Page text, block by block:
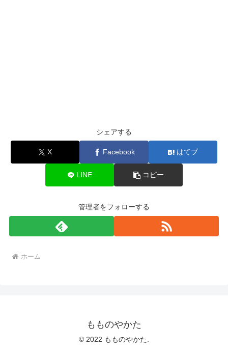
シェアする
X Facebook はてブ
LINE コピー
管理者をフォローする
ホーム
もものやかた
© 2022 もものやかた.